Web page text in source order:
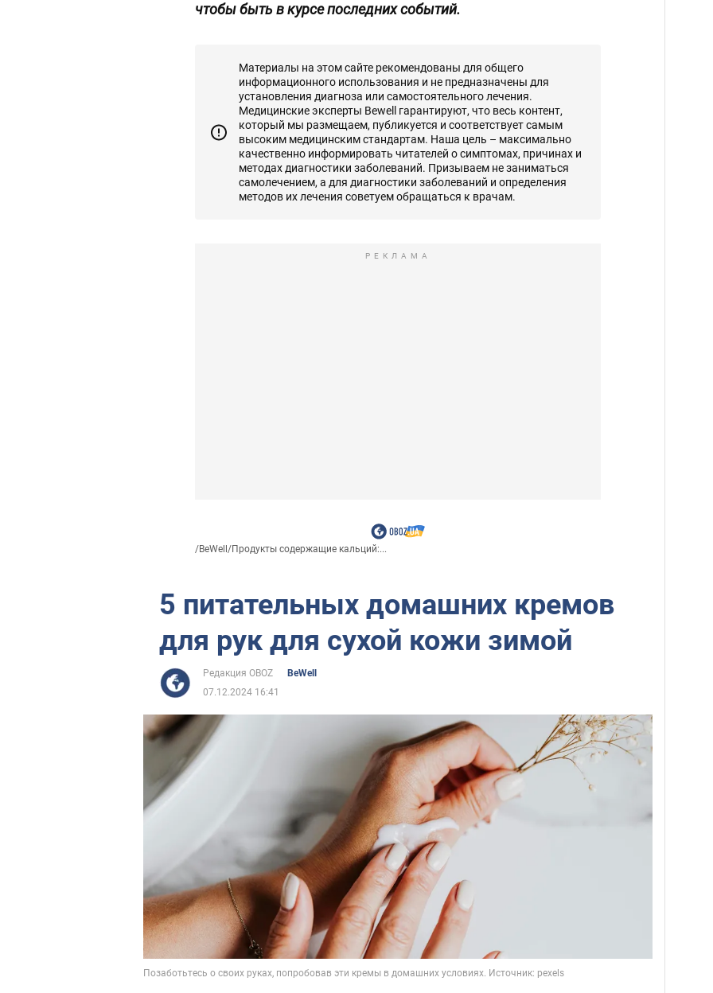
чтобы быть в курсе последних событий.
Материалы на этом сайте рекомендованы для общего
информационного использования и не предназначены для
установления диагноза или самостоятельного лечения.
Медицинские эксперты Bewell гарантируют, что весь контент,
который мы размещаем, публикуется и соответствует самым
высоким медицинским стандартам. Наша цель – максимально
качественно информировать читателей о симптомах, причинах и
методах диагностики заболеваний. Призываем не заниматься
самолечением, а для диагностики заболеваний и определения
методов их лечения советуем обращаться к врачам.
РЕКЛАМА
/BeWell /Продукты содержащие кальций:...
5 питательных домашних кремов
для рук для сухой кожи зимой
Редакция OBOZ
BeWell
07.12.2024 16:41
Позаботьтесь о своих руках, попробовав эти кремы в домашних условиях. Источник: pexels